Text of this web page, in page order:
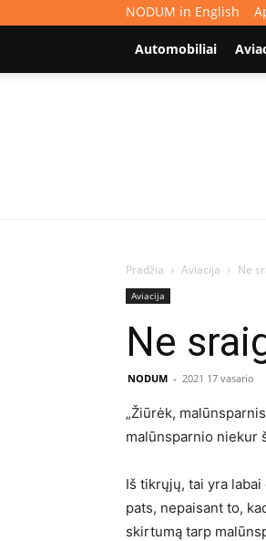
NODUM in English
Automobiliai
Pradžia Aviacija Ne
Aviacija
Ne
NODUM - 2021 17 vasario
„Žiūrėk,
malūnsparnio niekur
Iš tikrųjų, tai yra
pats, nepaisant to,
skirtumą tarp